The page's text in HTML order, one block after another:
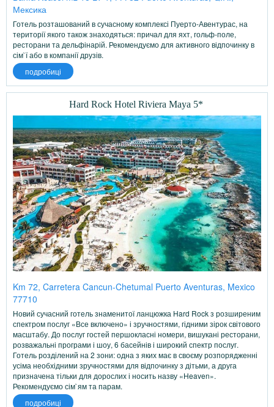
Мексика
Готель розташований в сучасному комплексі Пуерто-Авентурас, на
території якого також знаходяться: причал для яхт, гольф-поле,
ресторани та дельфінарій. Рекомендуємо для активного відпочинку в
сім`ї або в компанії друзів.
подробиці
Hard Rock Hotel Riviera Maya 5*
Km 72, Carretera Cancun-Chetumal Puerto Aventuras, Mexico
77710
Новий сучасний готель знаменитої ланцюжка Hard Rock з розширеним
спектром послуг «Все включено» і зручностями, гідними зірок світового
масштабу. До послуг гостей першокласні номери, вишукані ресторани,
розважальні програми і шоу, 6 басейнів і широкий спектр послуг.
Готель розділений на 2 зони: одна з яких має в своєму розпорядженні
усіма необхідними зручностями для відпочинку з дітьми, а друга
призначена тільки для дорослих і носить назву «Heaven».
Рекомендуємо сім`ям та парам.
подробиці